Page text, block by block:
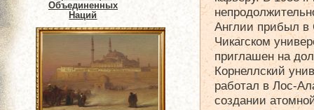
Объединенных
Наций
Англии прибыл в
Чикагском
приглашен на
Корнеллский
работал в Лос-
создании